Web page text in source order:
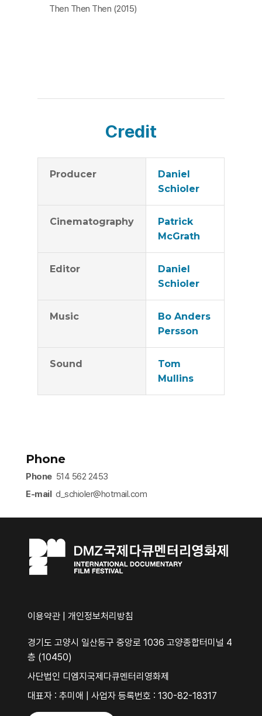
들을 여러 가지 푸티지들과 육성으로 생생히 담아냈다. [문
Then Then Then (2015)
Credit
Producer
Daniel
Schioler
Cinematography
Patrick
McGrath
Editor
Daniel
Schioler
Music
Bo Anders
Persson
Sound
Tom
Mullins
Phone
Phone514 562 2453
E-maild_schioler@hotmail.com​
이용약관 개인정보처리방침
경기도 고양시 일산동구 중앙로 1036 고양종합터미널 4
층 (10450)
사단법인 디엠지국제다큐멘터리영화제
대표자 : 추미애 | 사업자 등록번호 : 130-82-18317